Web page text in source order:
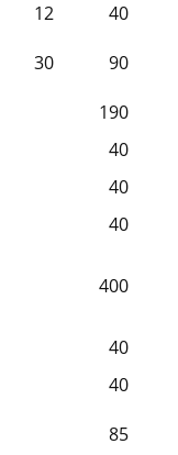
12
40
30 90
190
40
40
40
400
40
40
85